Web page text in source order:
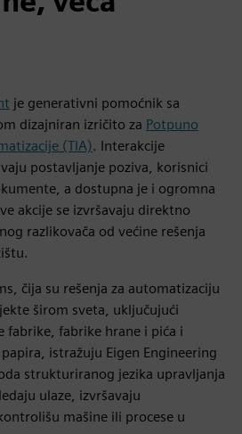
je generativni pomoćnik sa
dizajniran izričito za Potpuno
(TIA). Interakcije
postavljanje poziva, korisnici
a dostupna je i ogromna
akcije se izvršavaju direktno
razlikovača od većine rešenja
čija su rešenja za automatizaciju
širom sveta, uključujući
fabrike, fabrike hrane i pića i
istražuju Eigen Engineering
strukturiranog jezika upravljanja
ulaze, izvršavaju
mašine ili procese u